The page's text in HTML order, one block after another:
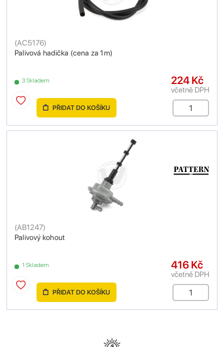
Palivová hadička (cena za 1m)
(AC5176)
3 Skladem 224 Kč
včetně DPH
PŘIDAT DO KOŠÍKU
Palivový kohout
(AB1247)
1 Skladem 416 Kč
včetně DPH
PŘIDAT DO KOŠÍKU